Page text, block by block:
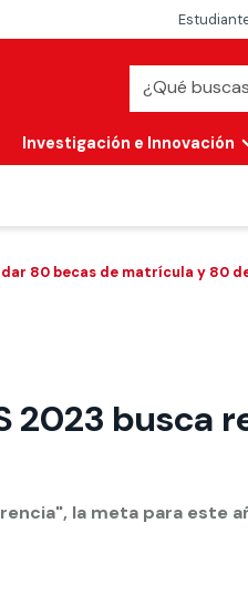
Investigación e Innovación
80 becas de matrícula y 80
2023
la meta para este